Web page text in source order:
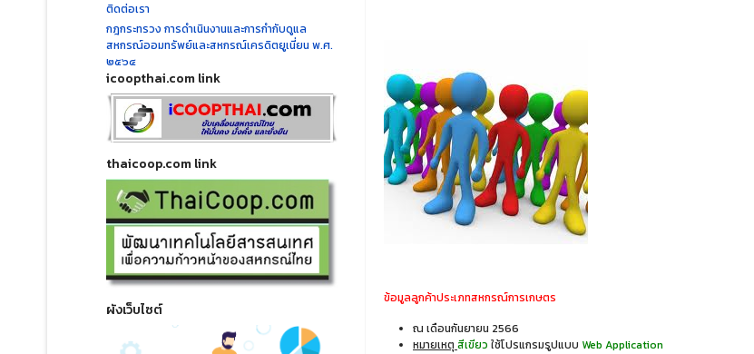
ติดต่อเรา
กฎกระทรวง การดำเนินงานและการกำกับดูแล
สหกรณ์ออมทรัพย์และสหกรณ์เครดิตยูเนี่ยน พ.ศ.
๒๕๖๔
icoopthai.com link
thaicoop.com link
ผังเว็บไซต์
ข้อมูลลูกค้าประเภทสหกรณ์การเกษตร
ณ เดือนกันยายน 2566
หมายเหตุ สีเขียว ใช้โปรแกรมรูปแบบ Web Application